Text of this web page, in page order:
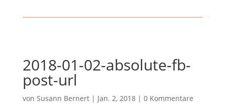
2018-01-02-absolute-fb-
post-url
von Susann Bernert| Jan. 2, 2018| 0 Kommentare